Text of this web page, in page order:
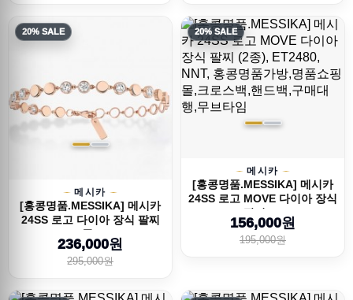
20% SALE
메시카
[홍콩명품.MESSIKA] 메시카
24SS 로고 다이아 장식 팔찌
(2종),...
236,000원
295,000원
20% SALE
메시카
[홍콩명품.MESSIKA] 메시카
24SS 로고 MOVE 다이아 장식
팔찌 (...
156,000원
195,000원